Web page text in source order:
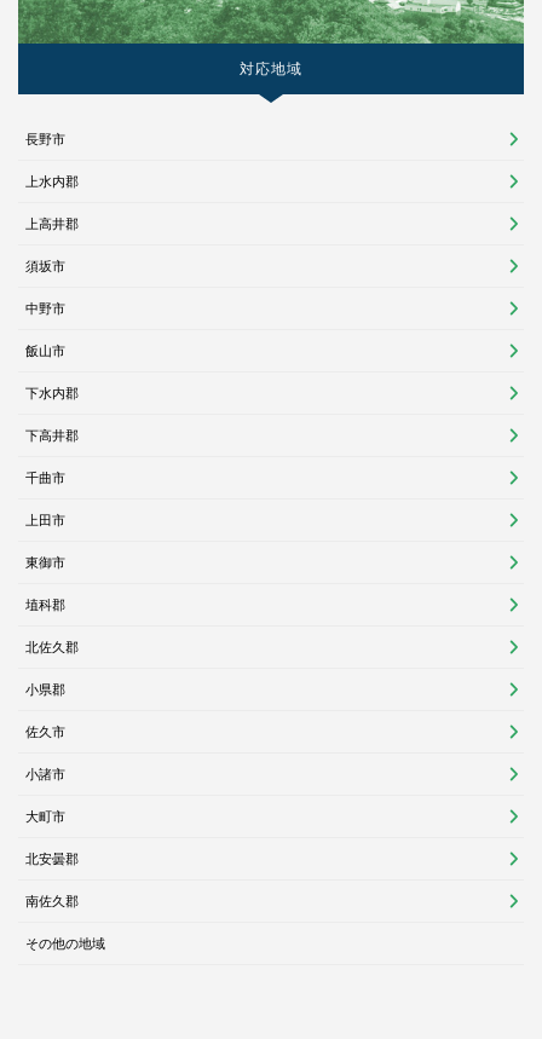
対応地域
長野市
上水内郡
上高井郡
須坂市
中野市
飯山市
下水内郡
下高井郡
千曲市
上田市
東御市
埴科郡
北佐久郡
小県郡
佐久市
小諸市
大町市
北安曇郡
南佐久郡
その他の地域